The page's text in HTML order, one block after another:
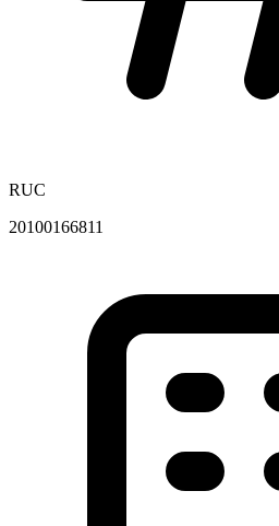
RUC
20100166811